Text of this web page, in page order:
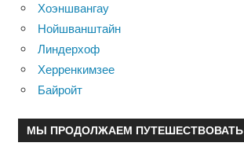
Хоэншвангау
Нойшванштайн
Линдерхоф
Херренкимзее
Байройт
МЫ ПРОДОЛЖАЕМ ПУТЕШЕСТВОВАТЬ